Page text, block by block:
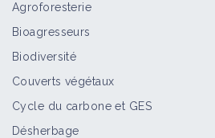
Agroforesterie
Bioagresseurs
Biodiversité
Couverts végétaux
Cycle du carbone et GES
Désherbage